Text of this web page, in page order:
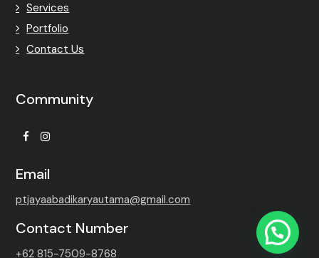
Services
Portfolio
Contact Us
Community
FacebookInstagram
Email
ptjayaabadikaryautama@gmail.com
Contact Number
+62 815-7509-8768